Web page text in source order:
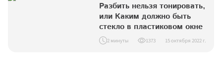
Разбить нельзя тонировать,
или Каким должно быть
стекло в пластиковом окне
2 минуты 1373 15 октября 2022 г.